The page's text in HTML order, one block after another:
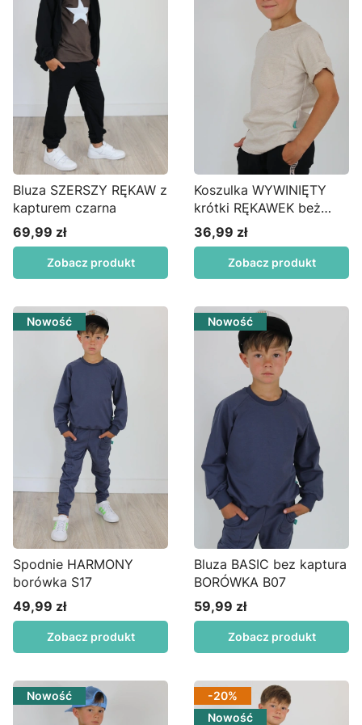
Bluza SZERSZY RĘKAW z
kapturem czarna
Cena
69,99 zł
Zobacz produkt
Koszulka WYWINIĘTY
krótki RĘKAWEK beż
melanż
Cena
36,99 zł
Zobacz produkt
Nowość
Spodnie HARMONY
borówka S17
Cena
49,99 zł
Zobacz produkt
Nowość
Bluza BASIC bez kaptura
BORÓWKA B07
Cena
59,99 zł
Zobacz produkt
Nowość
-20%
Nowość